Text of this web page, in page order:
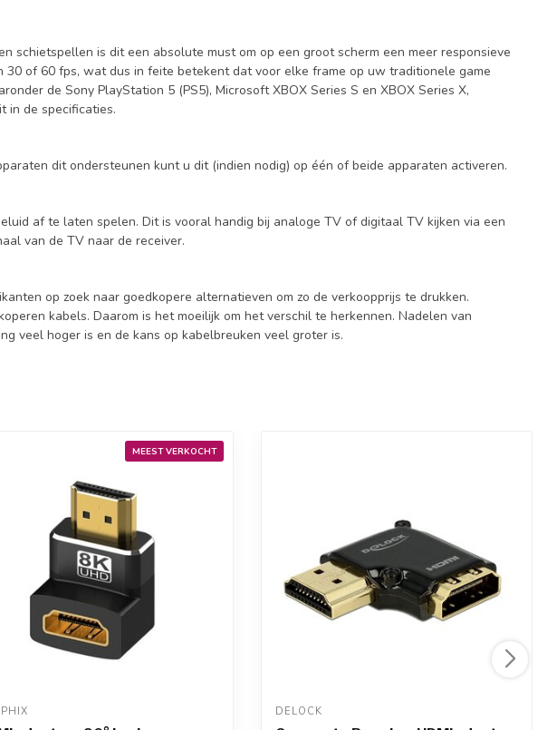
schietspellen is dit een absolute must om op een groot scherm een meer responsieve
of 60 fps, wat dus in feite betekent dat voor elke frame op uw traditionele game
de Sony PlayStation 5 (PS5), Microsoft XBOX Series S en XBOX Series X,
in de specificaties.
dit ondersteunen kunt u dit (indien nodig) op één of beide apparaten activeren.
af te laten spelen. Dit is vooral handig bij analoge TV of digitaal TV kijken via een
van de TV naar de receiver.
op zoek naar goedkopere alternatieven om zo de verkoopprijs te drukken.
kabels. Daarom is het moeilijk om het verschil te herkennen. Nadelen van
veel hoger is en de kans op kabelbreuken veel groter is.
MEEST VERKOCHT
DELOCK